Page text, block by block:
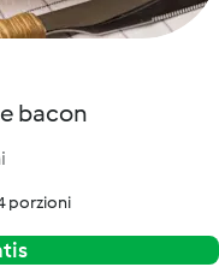
bacon
porzioni